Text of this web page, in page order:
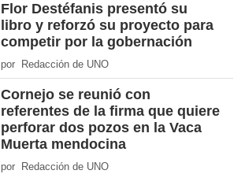
Flor Destéfanis presentó su
libro y reforzó su proyecto para
competir por la gobernación
por Redacción de UNO
Cornejo se reunió con
referentes de la firma que quiere
perforar dos pozos en la Vaca
Muerta mendocina
por Redacción de UNO